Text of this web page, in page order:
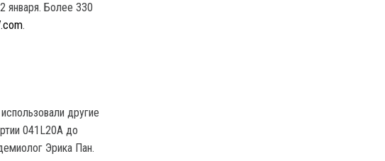
января. Более 330
.
другие
041L20A до
Эрика Пан.